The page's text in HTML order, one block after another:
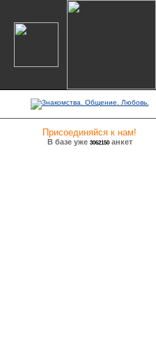
Присоединяйся к нам!
В базе уже 3062150анкет